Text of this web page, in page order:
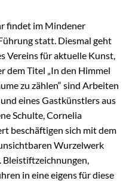
findet im Mindener
statt. Diesmal geht
Vereins für aktuelle Kunst,
dem Titel „In den Himmel
zu zählen“ sind Arbeiten
eines Gastkünstlers aus
Schulte, Cornelia
beschäftigen sich mit dem
Wurzelwerk
Bleistiftzeichnungen,
in eine eigens für diese